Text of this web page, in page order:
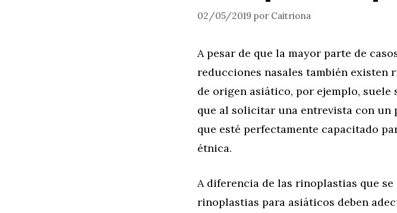
02/05/2019 por Caitriona
A pesar de que la mayor parte de
reducciones nasales también existen
de origen asiático, por ejemplo, suele
que al solicitar una entrevista con un
que esté perfectamente capacitado
étnica.
A diferencia de las rinoplastias que
rinoplastias para asiáticos deben